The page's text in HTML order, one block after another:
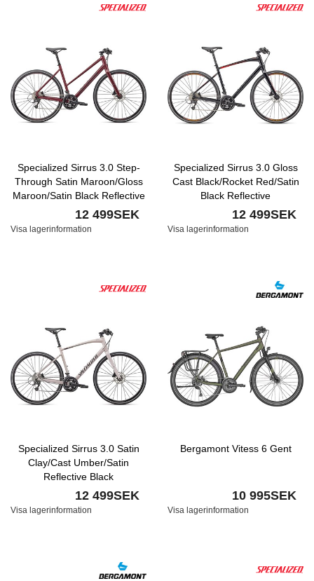
Specialized Sirrus 3.0 Step-
Through Satin Maroon/Gloss
Maroon/Satin Black Reflective
12 499SEK
Visa lagerinformation
Specialized Sirrus 3.0 Gloss
Cast Black/Rocket Red/Satin
Black Reflective
12 499SEK
Visa lagerinformation
Specialized Sirrus 3.0 Satin
Clay/Cast Umber/Satin
Reflective Black
12 499SEK
Visa lagerinformation
Bergamont Vitess 6 Gent
10 995SEK
Visa lagerinformation